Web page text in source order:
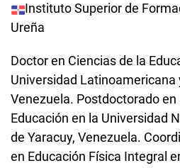
Instituto Superior de
Ureña
Doctor en Ciencias de la
Universidad Latinoamericana
Venezuela. Postdoctorado
Educación en la Universidad
de Yaracuy, Venezuela.
en Educación Física Integral